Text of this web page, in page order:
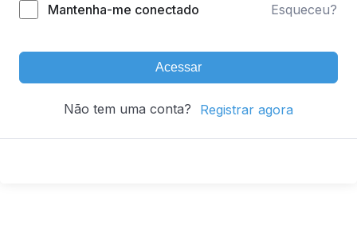
Mantenha-me conectado Esqueceu?
Acessar
Não tem uma conta? Registrar agora